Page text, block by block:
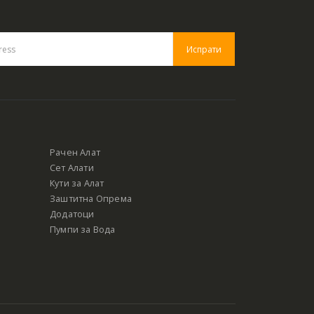
Рачен Алат
Сет Алати
Кути за Алат
Заштитна Опрема
Додатоци
Пумпи за Вода